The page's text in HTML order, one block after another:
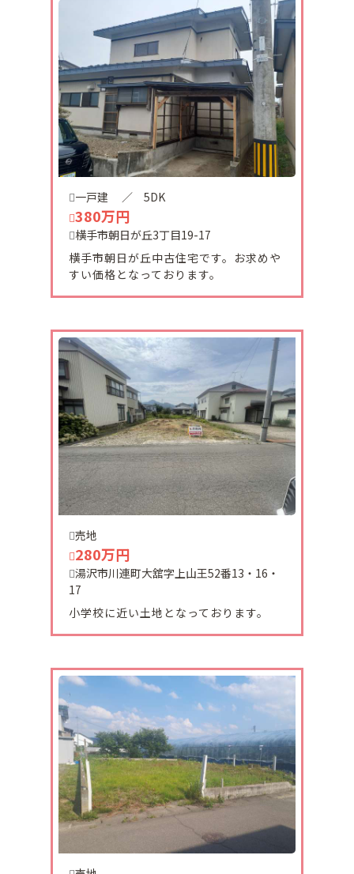
湯沢市売りアパートが販売になりました。
総世帯数10です。
入居率90％となっております。
2024-05-25
6月上旬から横手市安田中古住宅の販売を開始いた
します。
2024-05-10
十文字町曙町に売り土地が販売になりました。
駅、スーパー等の商業施設が近隣にあります。
2024-04-26
前面道路の幅員が広く湯沢市中心部へのアクセスも
便利です。
2024-04-09
湯沢市収益物件引き渡し致しました。
有難うございます。
2024-03-13
横手市安田原中古住宅ご予約頂きました。
2024-02-29
本日、羽後町杉宮土地2区画販売致しました。
Ⓐ区画、Ⓑ区画ともに100坪以上となっておりま
2024-02-19
横手市安田原中古住宅価格改訂致しました。
1548万円税込みとなります。
2024-02-17
平鹿町釜ノ川中古住宅ご予約頂きました。
有難うございます。
一戸建 ／ 5DK
380万円
横手市朝日が丘3丁目19-17
横手市朝日が丘中古住宅です。お求めや
すい価格となっております。
売地
280万円
湯沢市川連町大舘字上山王52番13・16・
17
小学校に近い土地となっております。